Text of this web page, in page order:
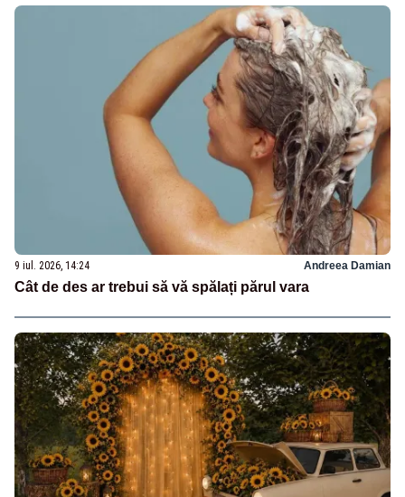
9 iul. 2026, 14:24 Andreea Damian
Cât de des ar trebui să vă spălați părul vara